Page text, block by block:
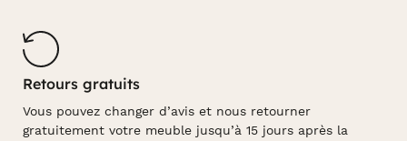
Retours gratuits
Vous pouvez changer d’avis et nous retourner
gratuitement votre meuble jusqu’à 15 jours après la